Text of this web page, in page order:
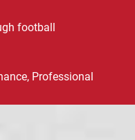
football
Professional